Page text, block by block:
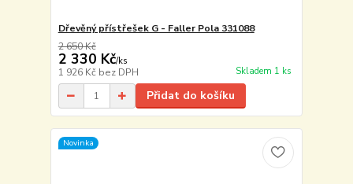
Dřevěný přístřešek G - Faller Pola 331088
2 650 Kč
2 330 Kč/ks
1 926 Kč bez DPH Skladem 1 ks
Přidat do košíku
Novinka